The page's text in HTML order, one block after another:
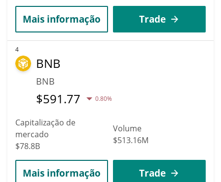
Mais informação Trade
4
BNB
BNB
$591.77 0.80%
Capitalização de
mercado
$78.8B
Volume
$513.16M
Mais informação Trade